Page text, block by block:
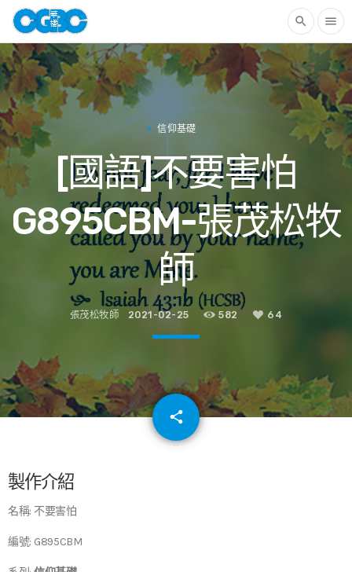
search menu
信仰基礎
[國語]不要害怕
G895CBM-張茂松牧
師
張茂松牧師 2021-02-25 582 64
share
email
製作介紹
名稱: 不要害怕
編號: G895CBM